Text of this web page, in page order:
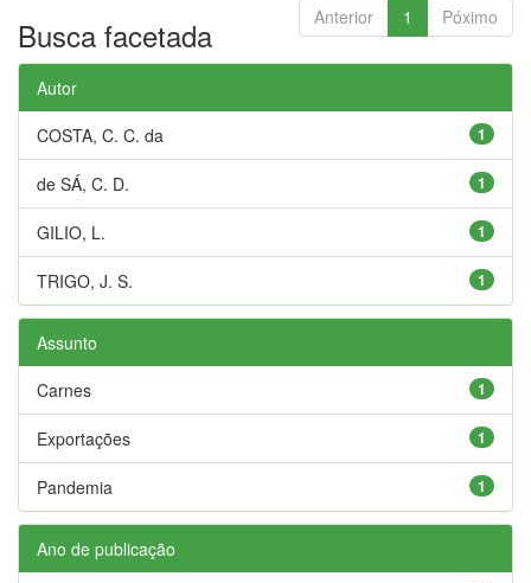
Anterior 1 Póximo
Busca facetada
Autor
1
COSTA, C. C. da
1
de SÁ, C. D.
1
GILIO, L.
1
TRIGO, J. S.
Assunto
1
Carnes
1
Exportações
1
Pandemia
Ano de publicação